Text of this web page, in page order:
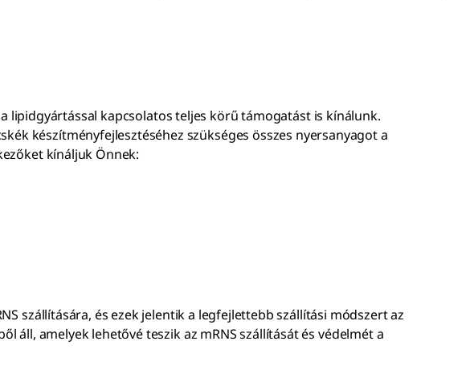
lipidgyártással kapcsolatos teljes körű támogatást is kínálunk.
készítményfejlesztéséhez szükséges összes nyersanyagot a
kínáljuk Önnek:
szállítására, és ezek jelentik a legfejlettebb szállítási módszert az
áll, amelyek lehetővé teszik az mRNS szállítását és védelmét a